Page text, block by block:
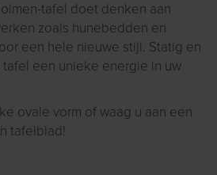
tafel doet denken aan
zoals hunebedden en
een hele nieuwe stijl. Statig en
een unieke energie in uw
ovale vorm of waag u aan een
tafelblad!